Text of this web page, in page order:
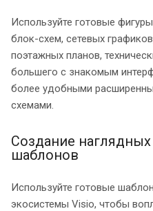
Используйте готовые
блок-схем, сетевых
поэтажных планов,
большего с знакомым
более удобными
схемами.
Создание
шаблонов
Используйте готовые
экосистемы Visio, чтобы